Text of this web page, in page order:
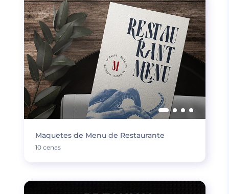
Maquetes de Menu de Restaurante
10 cenas